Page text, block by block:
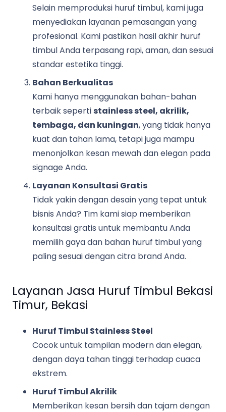
Selain memproduksi huruf timbul, kami juga
menyediakan layanan pemasangan yang
profesional. Kami pastikan hasil akhir huruf
timbul Anda terpasang rapi, aman, dan sesuai
standar estetika tinggi.
Bahan Berkualitas
Kami hanya menggunakan bahan-bahan
terbaik seperti stainless steel, akrilik,
tembaga, dan kuningan, yang tidak hanya
kuat dan tahan lama, tetapi juga mampu
menonjolkan kesan mewah dan elegan pada
signage Anda.
Layanan Konsultasi Gratis
Tidak yakin dengan desain yang tepat untuk
bisnis Anda? Tim kami siap memberikan
konsultasi gratis untuk membantu Anda
memilih gaya dan bahan huruf timbul yang
paling sesuai dengan citra brand Anda.
Layanan Jasa Huruf Timbul Bekasi
Timur, Bekasi
Huruf Timbul Stainless Steel
Cocok untuk tampilan modern dan elegan,
dengan daya tahan tinggi terhadap cuaca
ekstrem.
Huruf Timbul Akrilik
Memberikan kesan bersih dan tajam dengan